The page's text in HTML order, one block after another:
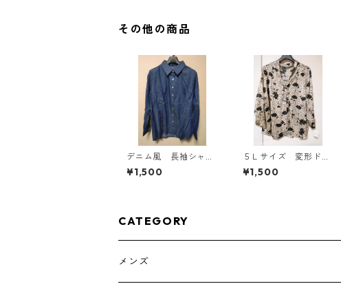
その他の商品
デニム風 長袖シャ
ツ ＬＬ ブルー K
AE-4801
¥1,500
５Ｌサイズ 変形ドッ
ト 花柄 ボウタイブ
ラウス オフホワイ
¥1,500
CATEGORY
メンズ